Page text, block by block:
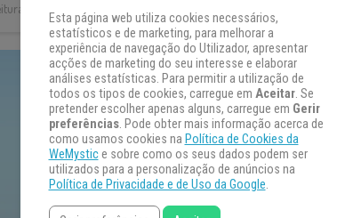
Esta página web utiliza cookies necessários,
estatísticos e de marketing, para melhorar a
experiência de navegação do Utilizador, apresentar
acções de marketing do seu interesse e elaborar
análises estatísticas. Para permitir a utilização de
todos os tipos de cookies, carregue em Aceitar. Se
pretender escolher apenas alguns, carregue em Gerir
preferências. Pode obter mais informação acerca de
como usamos cookies na Política de Cookies da
WeMystice sobre como os seus dados podem ser
utilizados para a personalização de anúncios na
Política de Privacidade e de Uso da Google.